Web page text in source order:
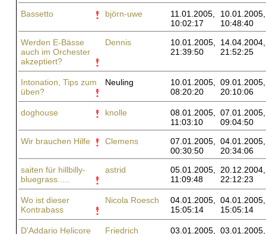
Bassetto
björn-uwe
11.01.2005,
10:02:17
10.01.2005,
10:48:40
Werden E-Bässe
auch im Orchester
akzeptiert?
Dennis
10.01.2005,
21:39:50
14.04.2004,
21:52:25
Intonation, Tips zum
üben?
Neuling
10.01.2005,
08:20:20
09.01.2005,
20:10:06
doghouse knolle
08.01.2005,
11:03:10
07.01.2005,
09:04:50
Wir brauchen Hilfe
Clemens
07.01.2005,
00:30:50
04.01.2005,
20:34:06
saiten für hillbilly-
bluegrass.....
astrid
05.01.2005,
11:09:48
20.12.2004,
22:12:23
Wo ist dieser
Kontrabass
Nicola Roesch
04.01.2005,
15:05:14
04.01.2005,
15:05:14
D'Addario Helicore
Friedrich
03.01.2005,
03.01.2005,